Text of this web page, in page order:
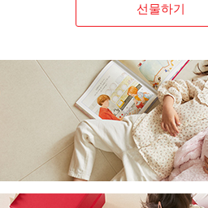
선물하기